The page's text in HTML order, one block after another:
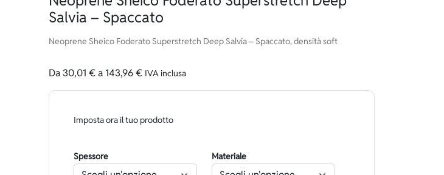
Salvia – Spaccato
Neoprene Sheico Foderato Superstretch Deep Salvia – Spaccato, densità soft
Da30,01€a 143,96€ IVA inclusa
Imposta ora il tuo prodotto
Spessore Materiale